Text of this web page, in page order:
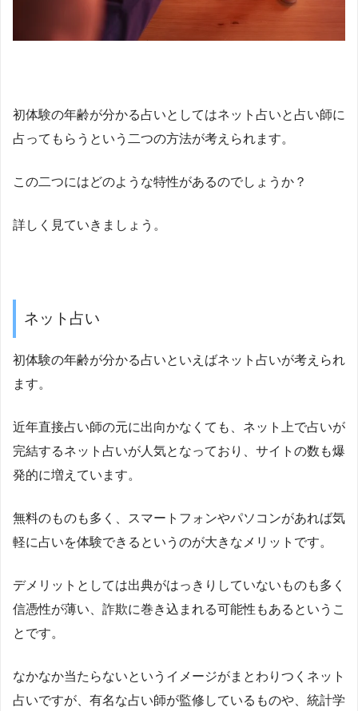
初体験の年齢が分かる占いとしてはネット占いと占い師に
占ってもらうという二つの方法が考えられます。
この二つにはどのような特性があるのでしょうか？
詳しく見ていきましょう。
ネット占い
初体験の年齢が分かる占いといえばネット占いが考えられ
ます。
近年直接占い師の元に出向かなくても、ネット上で占いが
完結するネット占いが人気となっており、サイトの数も爆
発的に増えています。
無料のものも多く、スマートフォンやパソコンがあれば気
軽に占いを体験できるというのが大きなメリットです。
デメリットとしては出典がはっきりしていないものも多く
信憑性が薄い、詐欺に巻き込まれる可能性もあるというこ
とです。
なかなか当たらないというイメージがまとわりつくネット
占いですが、有名な占い師が監修しているものや、統計学